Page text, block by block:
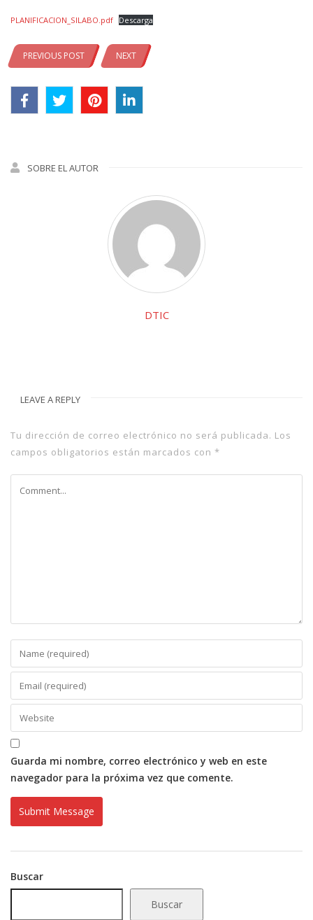
PLANIFICACION_SILABO.pdf Descarga
PREVIOUS POST NEXT
SOBRE EL AUTOR
DTIC
LEAVE A REPLY
Tu dirección de correo electrónico no será publicada. Los
campos obligatorios están marcados con *
Guarda mi nombre, correo electrónico y web en este
navegador para la próxima vez que comente.
Buscar
Buscar